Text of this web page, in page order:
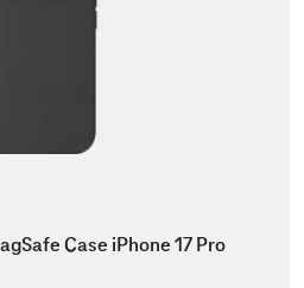
Case iPhone 17 Pro